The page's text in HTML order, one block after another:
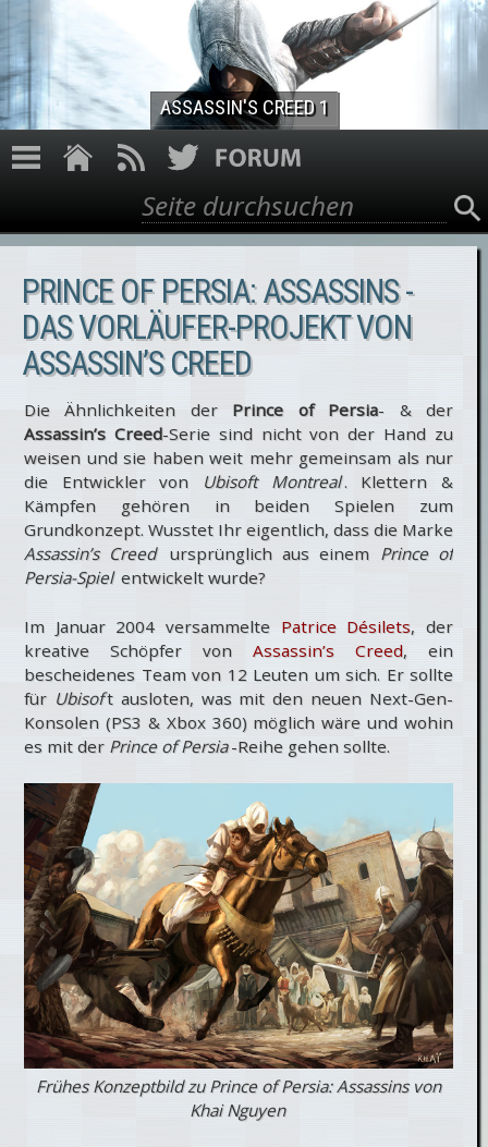
Direkt zum Inhalt
ASSASSIN'S CREED 1
Suchformular
Suche
PRINCE OF PERSIA: ASSASSINS -
DAS VORLÄUFER-PROJEKT VON
ASSASSIN’S CREED
Die Ähnlichkeiten der Prince of Persia- & der
Assassin’s Creed-Serie sind nicht von der Hand zu
weisen und sie haben weit mehr gemeinsam als nur
die Entwickler von Ubisoft Montreal. Klettern &
Kämpfen gehören in beiden Spielen zum
Grundkonzept. Wusstet Ihr eigentlich, dass die Marke
Assassin’s Creed
ursprünglich aus einem Prince of
Persia-Spiel entwickelt wurde?
Im Januar 2004 versammelte Patrice Désilets, der
kreative Schöpfer von Assassin’s Creed, ein
bescheidenes Team von 12 Leuten um sich. Er sollte
für Ubisoft ausloten, was mit den neuen Next-Gen-
Konsolen (PS3 & Xbox 360) möglich wäre und wohin
es mit der Prince of Persia -Reihe gehen sollte.
Frühes Konzeptbild zu Prince of Persia: Assassins von
Khai Nguyen